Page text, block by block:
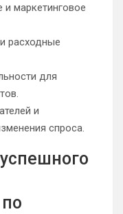
маркетинговое
расходные
для
и
спроса.